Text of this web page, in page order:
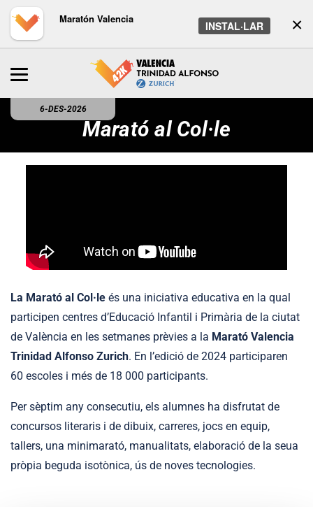
×
Maratón Valencia
INSTAL·LAR
6-DES-2026
Marató al Col·le
La Marató al Col·le és una iniciativa educativa en la qual
participen centres d’Educació Infantil i Primària de la ciutat
de València en les setmanes prèvies a la Marató Valencia
Trinidad Alfonso Zurich. En l’edició de 2024 participaren
60 escoles i més de 18 000 participants.
Per sèptim any consecutiu, els alumnes ha disfrutat de
concursos literaris i de dibuix, carreres, jocs en equip,
tallers, una minimarató, manualitats, elaboració de la seua
pròpia beguda isotònica, ús de noves tecnologies.